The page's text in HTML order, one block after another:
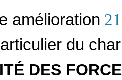
amélioration 21
du
DES